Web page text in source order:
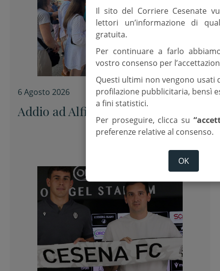
6 Agosto 2026
Addio ad Alfiero “uno di noi”
Il sito del Corriere Cesenate
lettori un’informazione di
gratuita.
Per continuare a farlo
vostro consenso per
Questi ultimi non vengono usati
profilazione pubblicitaria, bensì
a fini statistici.
Per proseguire, clicca su
preferenze relative al consenso.
OK